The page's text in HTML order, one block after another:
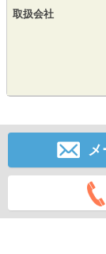
取扱会社
メ